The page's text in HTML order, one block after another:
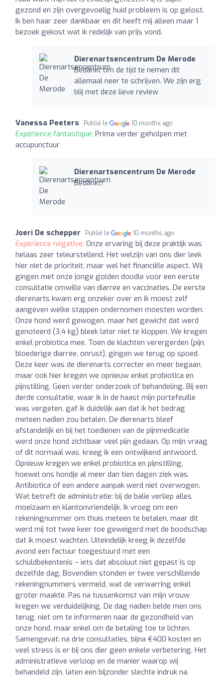
gezond en zijn overgevoelig huid probleem is op gelost.
Ik ben haar zeer dankbaar en dit heeft mij alleen maar 1
bezoek gekost wat ik redelijk van prijs vond.
Dierenartsencentrum De Merode
Bedankt om de tijd te nemen dit
allemaal neer te schrijven. We zijn erg
blij met deze lieve review
Vanessa Peeters Publié le 10 months ago
Expérience fantastique: Prima verder geholpen met
accupunctuur
Dierenartsencentrum De Merode
Bedankt!
Joeri De schepper Publié le 10 months ago
Expérience négative: Onze ervaring bij deze praktijk was
helaas zeer teleurstellend. Het welzijn van ons dier leek
hier niet de prioriteit, maar wel het financiële aspect. Wij
gingen met onze jonge golden doodle voor een eerste
consultatie omwille van diarree en vaccinaties. De eerste
dierenarts kwam erg onzeker over en ik moest zelf
aangeven welke stappen ondernomen moesten worden.
Onze hond werd gewogen, maar het gewicht dat werd
genoteerd (3,4 kg) bleek later niet te kloppen. We kregen
enkel probiotica mee. Toen de klachten verergerden (pijn,
bloederige diarree, onrust), gingen we terug op spoed.
Deze keer was de dierenarts correcter en meer begaan,
maar ook hier kregen we opnieuw enkel probiotica en
pijnstilling. Geen verder onderzoek of behandeling. Bij een
derde consultatie, waar ik in de haast mijn portefeuille
was vergeten, gaf ik duidelijk aan dat ik het bedrag
meteen nadien zou betalen. De dierenarts bleef
afstandelijk en bij het toedienen van de pijnmedicatie
werd onze hond zichtbaar veel pijn gedaan. Op mijn vraag
of dit normaal was, kreeg ik een ontwijkend antwoord.
Opnieuw kregen we enkel probiotica en pijnstilling,
hoewel ons hondje al meer dan tien dagen ziek was.
Antibiotica of een andere aanpak werd niet overwogen.
Wat betreft de administratie: bij de balie verliep alles
moeizaam en klantonvriendelijk. Ik vroeg om een
rekeningnummer om thuis meteen te betalen, maar dit
werd mij tot twee keer toe geweigerd met de boodschap
dat ik moest wachten. Uiteindelijk kreeg ik dezelfde
avond een factuur toegestuurd mét een
schuldbekentenis – iets dat absoluut niet gepast is op
dezelfde dag. Bovendien stonden er twee verschillende
rekeningnummers vermeld, wat de verwarring enkel
groter maakte. Pas na tussenkomst van mijn vrouw
kregen we verduidelijking. De dag nadien belde men ons
terug, niet om te informeren naar de gezondheid van
onze hond, maar enkel om de betaling toe te lichten.
Samengevat: na drie consultaties, bijna €400 kosten en
veel stress is er bij ons dier geen enkele verbetering. Het
administratieve verloop en de manier waarop wij
behandeld zijn, laten een bijzonder slechte indruk na.